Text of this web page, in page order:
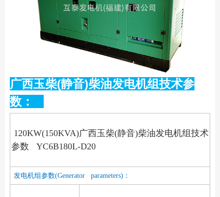
广西玉柴(静音)柴油发电机组技术参
数：
120KW(150KVA)广西玉柴(静音)柴油发电机组技术
参数 YC6B180L-D20
发电机组参数(Generator parameters)：